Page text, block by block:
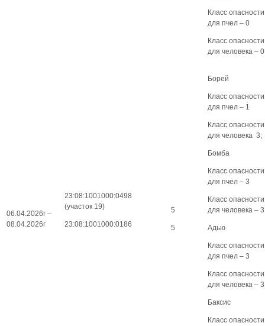
Класс опасности
для пчел – 0
Класс опасности
для человека –
06.04.2026г –
08.04.2026г
23:08:1001000:0498
(участок 19)
23:08:1001000:0186
5
5
Борей
Класс опасности
для пчел – 1
Класс опасности
для человека 3;
Бомба
Класс опасности
для пчел – 3
Класс опасности
для человека –
Адью
Класс опасности
для пчел – 3
Класс опасности
для человека –
Баксис
Класс опасности